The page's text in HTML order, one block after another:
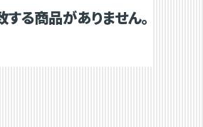
る商品がありません。